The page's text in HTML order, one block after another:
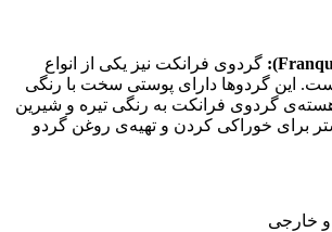
گردوی فرانکت نیز یکی از انواع
این گردوها دارای پوستی سخت با رنگی
گردوی فرانکت به رنگی تیره و شیرین
برای خوراکی کردن و تهیه‌ی روغن گردو
و خارجی